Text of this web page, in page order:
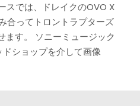
スでは、ドレイクのOVO X
合ってトロントラプターズ
ます。 ソニーミュージック
ショップを介して画像